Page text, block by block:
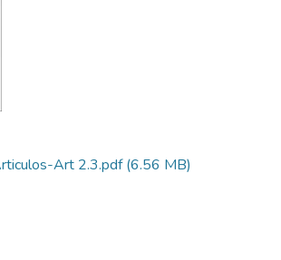
Art 2.3.pdf(6.56 MB)